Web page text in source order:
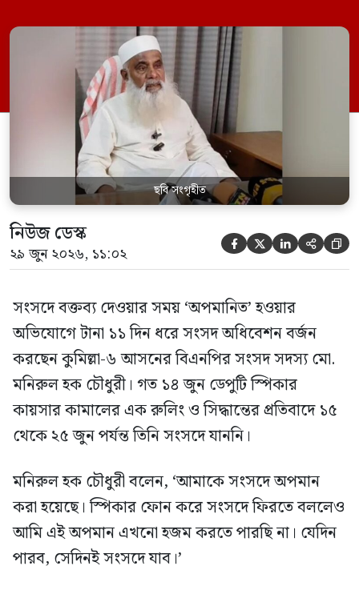
রুলিং ও সিদ্ধান্তের প্রতিবাদে ১৫ থেকে ২৫ জুন
পর্যন্ত তিনি সংসদে যাননি। মনিরুল হক চৌধুরী
বলেন, ‘আমাকে সংসদে অপমান করা হয়েছে।
স্পিকার ফোন […]
ছবি সংগৃহীত
নিউজ ডেস্ক
২৯ জুন ২০২৬, ১১:০২     
সংসদে বক্তব্য দেওয়ার সময় ‘অপমানিত’ হওয়ার
অভিযোগে টানা ১১ দিন ধরে সংসদ অধিবেশন বর্জন
করছেন কুমিল্লা-৬ আসনের বিএনপির সংসদ সদস্য মো.
মনিরুল হক চৌধুরী। গত ১৪ জুন ডেপুটি স্পিকার
কায়সার কামালের এক রুলিং ও সিদ্ধান্তের প্রতিবাদে ১৫
থেকে ২৫ জুন পর্যন্ত তিনি সংসদে যাননি।
মনিরুল হক চৌধুরী বলেন, ‘আমাকে সংসদে অপমান
করা হয়েছে। স্পিকার ফোন করে সংসদে ফিরতে বললেও
আমি এই অপমান এখনো হজম করতে পারছি না। যেদিন
পারব, সেদিনই সংসদে যাব।’